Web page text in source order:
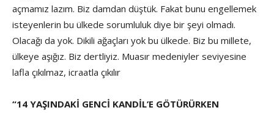
açmamız lazım. Biz damdan düştük. Fakat bunu engellemek
isteyenlerin bu ülkede sorumluluk diye bir şeyi olmadı.
Olacağı da yok. Dikili ağaçları yok bu ülkede. Biz bu millete,
ülkeye aşığız. Biz dertliyiz. Muasır medeniyler seviyesine
lafla çıkılmaz, icraatla çıkılır
“14 YAŞINDAKİ GENCİ KANDİL’E GÖTÜRÜRKEN